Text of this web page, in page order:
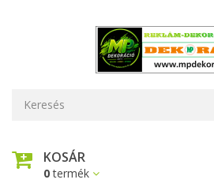
KOSÁR
0termék